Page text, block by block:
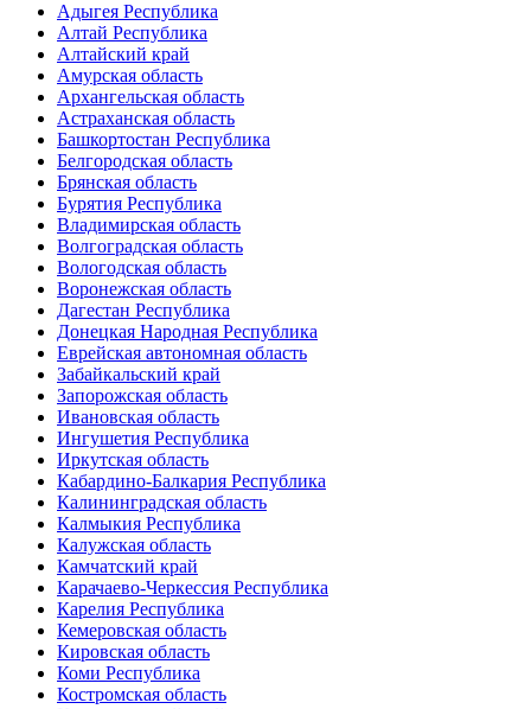
Адыгея Республика
Алтай Республика
Алтайский край
Амурская область
Архангельская область
Астраханская область
Башкортостан Республика
Белгородская область
Брянская область
Бурятия Республика
Владимирская область
Волгоградская область
Вологодская область
Воронежская область
Дагестан Республика
Донецкая Народная Республика
Еврейская автономная область
Забайкальский край
Запорожская область
Ивановская область
Ингушетия Республика
Иркутская область
Кабардино-Балкария Республика
Калининградская область
Калмыкия Республика
Калужская область
Камчатский край
Карачаево-Черкессия Республика
Карелия Республика
Кемеровская область
Кировская область
Коми Республика
Костромская область